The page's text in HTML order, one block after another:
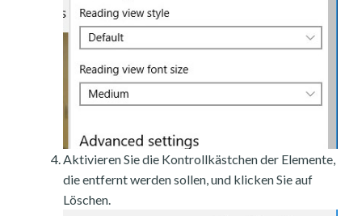
Aktivieren Sie die Kontrollkästchen der Elemente,
die entfernt werden sollen, und klicken Sie auf
Löschen.